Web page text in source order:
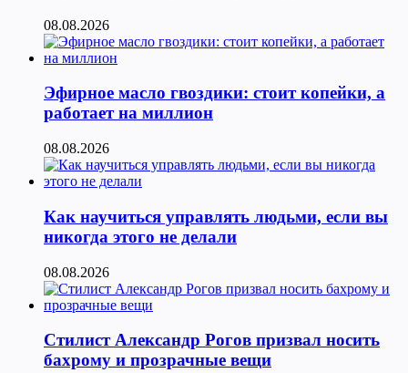
08.08.2026
Эфирное масло гвоздики: стоит копейки, а
работает на миллион
08.08.2026
Как научиться управлять людьми, если вы
никогда этого не делали
08.08.2026
Стилист Александр Рогов призвал носить
бахрому и прозрачные вещи